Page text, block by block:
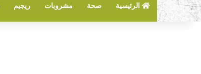
الرئيسية صحة مشروبات ريجيم